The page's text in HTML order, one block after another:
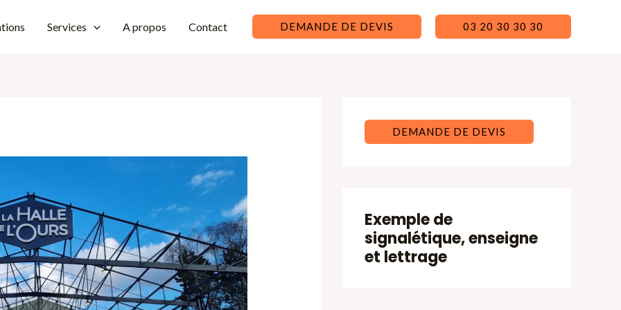
Services A propos Contact DEMANDE DE DEVIS 03 20 30 30 30
DEMANDE DE DEVIS
Exemple de
signalétique, enseigne
et lettrage